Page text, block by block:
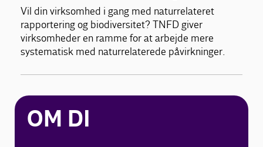
Vil din virksomhed i gang med naturrelateret
rapportering og biodiversitet? TNFD giver
virksomheder en ramme for at arbejde mere
systematisk med naturrelaterede påvirkninger.
OM DI